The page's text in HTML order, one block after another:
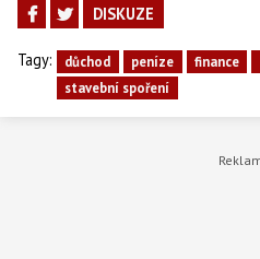
DISKUZE
Tagy: důchod peníze finance
stavební spoření